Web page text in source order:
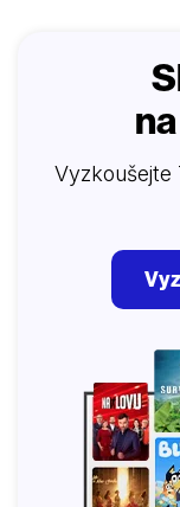
Vyzkoušejte